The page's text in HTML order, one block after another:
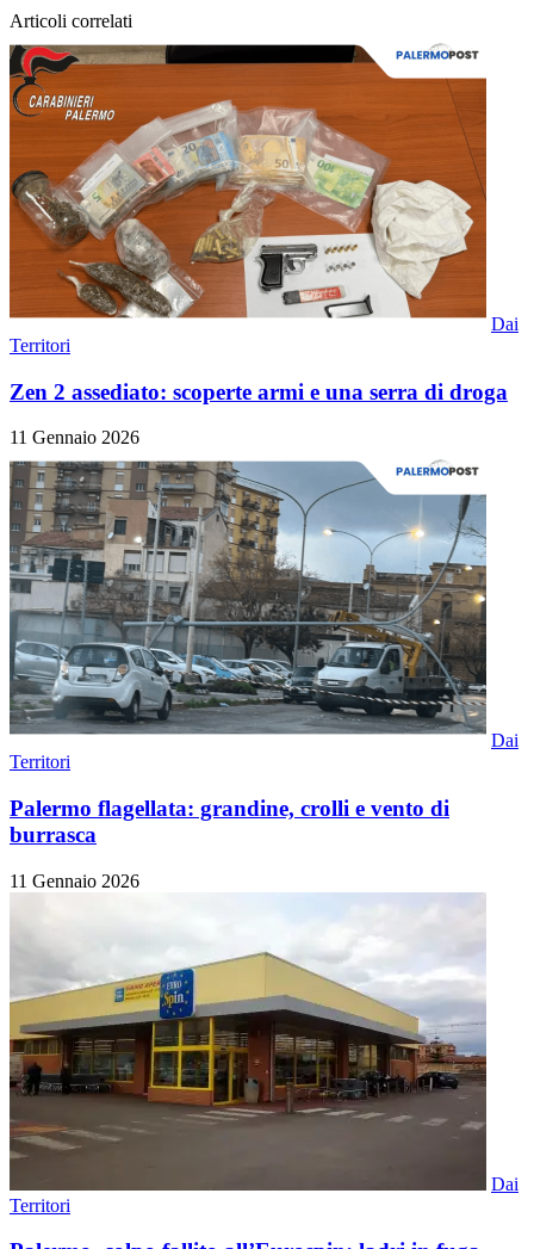
Articoli correlati
Dai
Territori
Zen 2 assediato: scoperte armi e una serra di droga
11 Gennaio 2026
Dai
Territori
Palermo flagellata: grandine, crolli e vento di
burrasca
11 Gennaio 2026
Dai
Territori